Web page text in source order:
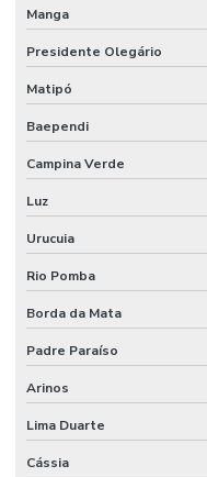
Manga
Presidente Olegário
Matipó
Baependi
Campina Verde
Luz
Urucuia
Rio Pomba
Borda da Mata
Padre Paraíso
Arinos
Lima Duarte
Cássia